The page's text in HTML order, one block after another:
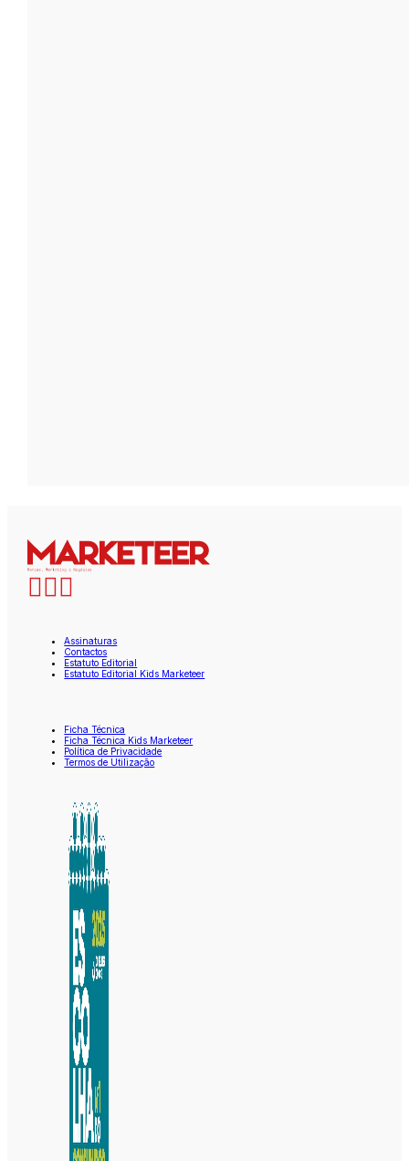
Assinaturas
Contactos
Estatuto Editorial
Estatuto Editorial Kids Marketeer
Ficha Técnica
Ficha Técnica Kids Marketeer
Política de Privacidade
Termos de Utilização